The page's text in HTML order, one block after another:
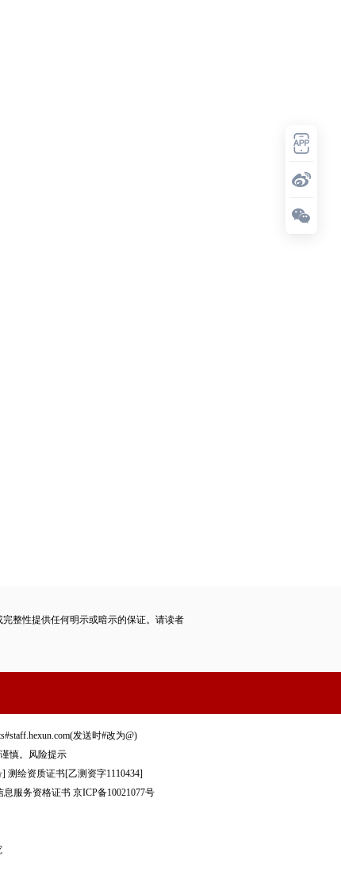
整性提供任何明示或暗示的保证。请读者
发送时#改为@)
慎。
风险提示
] 测绘资质证书[乙测资字1110434]
息服务资格证书 京ICP备10021077号